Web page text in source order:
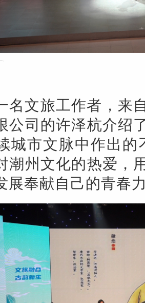
名文旅工作者，来
公司的许泽杭介绍
城市文脉中作出的
潮州文化的热爱，
展奉献自己的青春